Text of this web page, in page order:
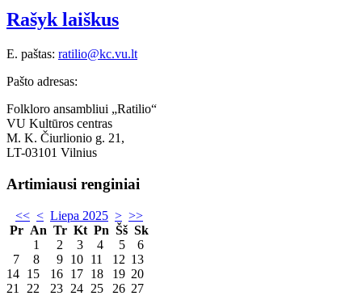
Rašyk laiškus
E. paštas: ratilio@kc.vu.lt
Pašto adresas:
Folkloro ansambliui „Ratilio“
VU Kultūros centras
M. K. Čiurlionio g. 21,
LT-03101 Vilnius
Artimiausi renginiai
<< < Liepa 2025 > >>
Pr An Tr Kt Pn Šš Sk
1
2 3 4 5
6
7
8 9 10 11 12 13
14 15 16 17 18 19 20
21
22 23 24 25 26 27